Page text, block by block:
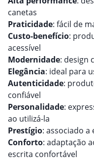
canetas
Praticidade: fácil de
Custo-benefício:
acessível
Modernidade: design
Elegância: ideal para
Autenticidade:
confiável
Personalidade:
ao utilizá-la
Prestígio: associado
Conforto: adaptação
escrita confortável